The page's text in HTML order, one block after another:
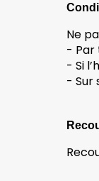
Ne
- Par
- Si
- Sur